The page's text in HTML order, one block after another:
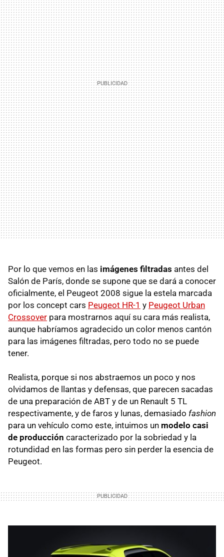
Por lo que vemos en las imágenes filtradas antes del
Salón de París, donde se supone que se dará a conocer
oficialmente, el Peugeot 2008 sigue la estela marcada
por los concept cars Peugeot HR-1 y Peugeot Urban
Crossover para mostrarnos aquí su cara más realista,
aunque habríamos agradecido un color menos cantón
para las imágenes filtradas, pero todo no se puede
tener.
Realista, porque si nos abstraemos un poco y nos
olvidamos de llantas y defensas, que parecen sacadas
de una preparación de ABT y de un Renault 5 TL
respectivamente, y de faros y lunas, demasiado fashion
para un vehículo como este, intuimos un modelo casi
de producción caracterizado por la sobriedad y la
rotundidad en las formas pero sin perder la esencia de
Peugeot.